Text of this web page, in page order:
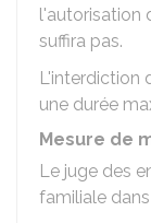
l'autorisation
suffira pas.
L'interdiction
une durée
Mesure de
Le juge des
familiale